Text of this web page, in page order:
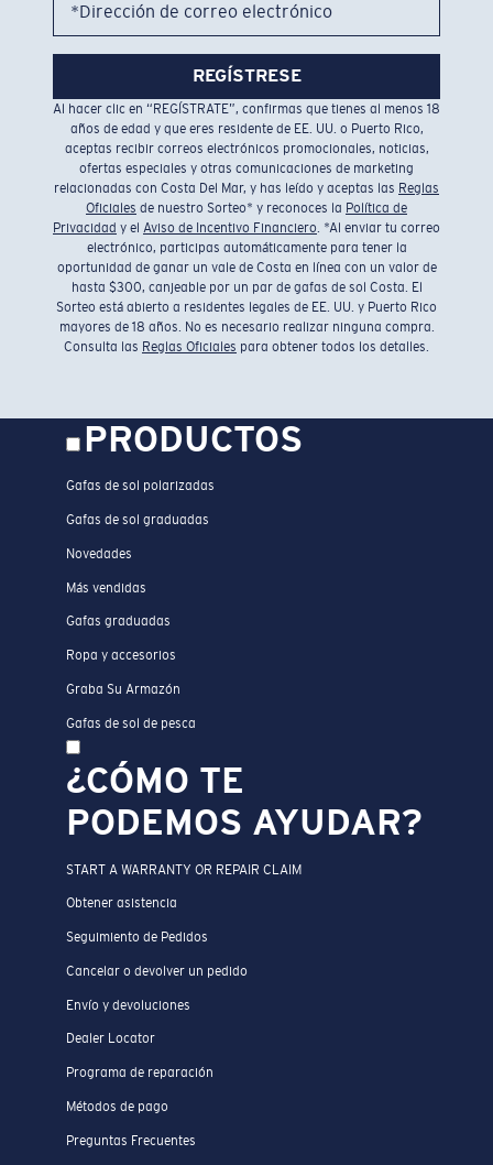
*Dirección de correo electrónico
REGÍSTRESE
Al hacer clic en “REGÍSTRATE”, confirmas que tienes al menos 18
años de edad y que eres residente de EE. UU. o Puerto Rico,
aceptas recibir correos electrónicos promocionales, noticias,
ofertas especiales y otras comunicaciones de marketing
relacionadas con Costa Del Mar, y has leído y aceptas las Reglas
Oficiales de nuestro Sorteo* y reconoces la Política de
Privacidad y el Aviso de Incentivo Financiero. *Al enviar tu correo
electrónico, participas automáticamente para tener la
oportunidad de ganar un vale de Costa en línea con un valor de
hasta $300, canjeable por un par de gafas de sol Costa. El
Sorteo está abierto a residentes legales de EE. UU. y Puerto Rico
mayores de 18 años. No es necesario realizar ninguna compra.
Consulta las Reglas Oficiales para obtener todos los detalles.
PRODUCTOS
Gafas de sol polarizadas
Gafas de sol graduadas
Novedades
Más vendidas
Gafas graduadas
Ropa y accesorios
Graba Su Armazón
Gafas de sol de pesca
¿CÓMO TE
PODEMOS AYUDAR?
START A WARRANTY OR REPAIR CLAIM
Obtener asistencia
Seguimiento de Pedidos
Cancelar o devolver un pedido
Envío y devoluciones
Dealer Locator
Programa de reparación
Métodos de pago
Preguntas Frecuentes